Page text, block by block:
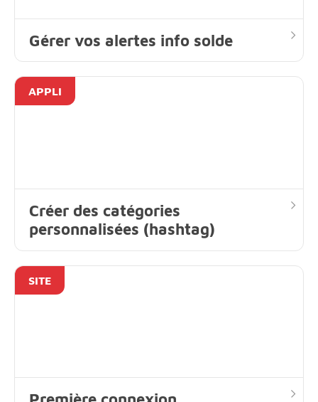
Gérer vos alertes info solde
APPLI
Créer des catégories
personnalisées (hashtag)
SITE